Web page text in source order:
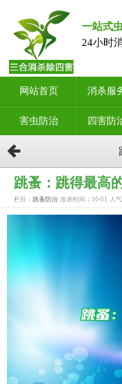
一站式
24小时
网站首页 消杀服
害虫防治 四害防
跳蚤：跳得最高
栏目： 跳蚤防治 发表时间：10-01 人气